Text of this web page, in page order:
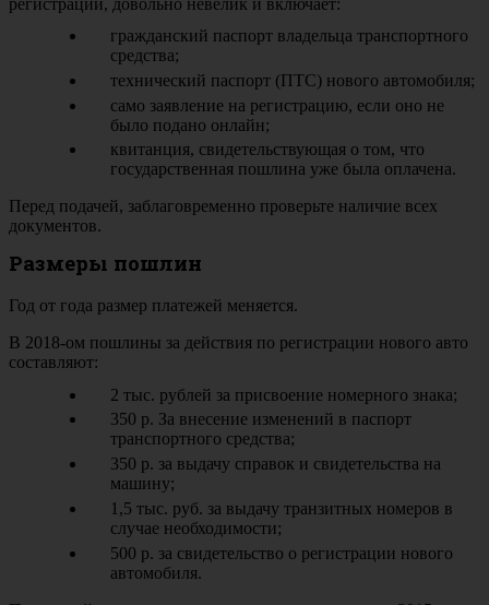
гражданский паспорт владельца транспортного
средства;
технический паспорт (ПТС) нового автомобиля;
само заявление на регистрацию, если оно не
было подано онлайн;
квитанция, свидетельствующая о том, что
государственная пошлина уже была оплачена.
Перед подачей, заблаговременно проверьте наличие всех
документов.
Размеры пошлин
Год от года размер платежей меняется.
В 2018-ом пошлины за действия по регистрации нового авто
составляют:
2 тыс. рублей за присвоение номерного знака;
350 р. За внесение изменений в паспорт
транспортного средства;
350 р. за выдачу справок и свидетельства на
машину;
1,5 тыс. руб. за выдачу транзитных номеров в
случае необходимости;
500 р. за свидетельство о регистрации нового
автомобиля.